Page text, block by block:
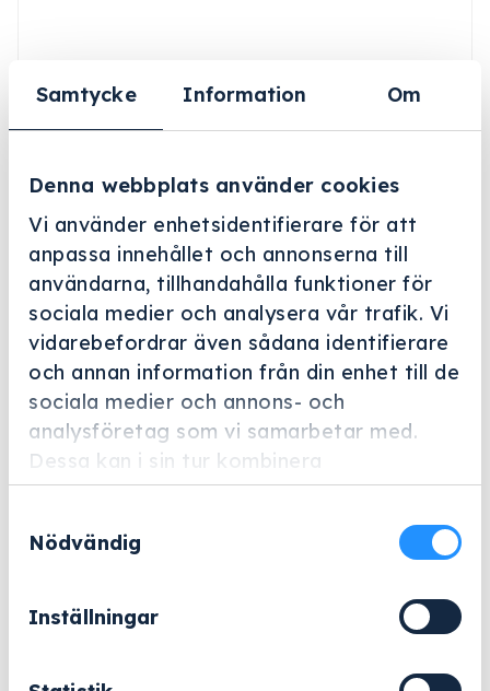
Samtycke Information Om
Denna webbplats använder cookies
Vi använder enhetsidentifierare för att
anpassa innehållet och annonserna till
användarna, tillhandahålla funktioner för
sociala medier och analysera vår trafik. Vi
vidarebefordrar även sådana identifierare
och annan information från din enhet till de
sociala medier och annons- och
analysföretag som vi samarbetar med.
Dessa kan i sin tur kombinera
informationen med annan information som
samlat in när du har använt deras tjänster.
Nödvändig
Inställningar
Helskärm
Miele Professional
E 446
Hätta för spolhylsa för optimal fixering av instrument
vid användning av spolhylsan.
1 071kr